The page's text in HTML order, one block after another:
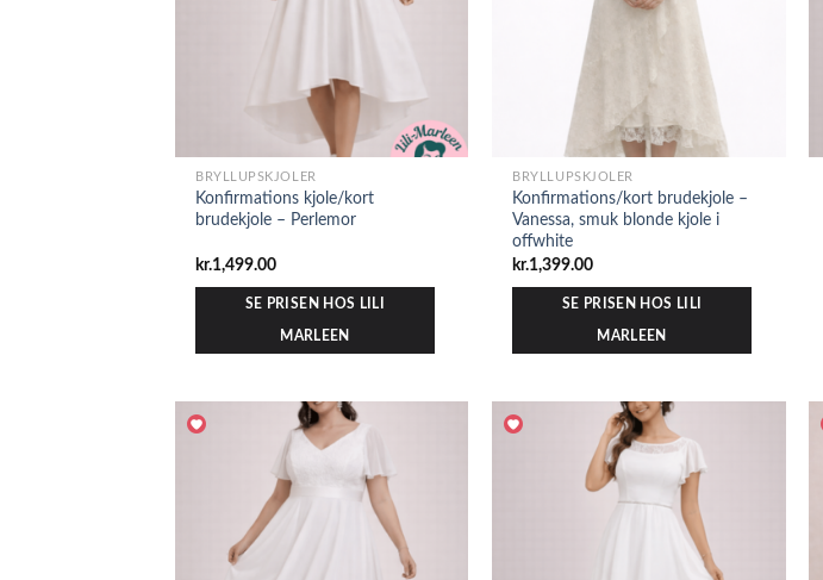
BRYLLUPSKJOLER
Konfirmations kjole/kort
brudekjole – Perlemor
kr.1,499.00
SE PRISEN HOS LILI
MARLEEN
BRYLLUPSKJOLER
Konfirmations/kort brudekjole –
Vanessa, smuk blonde kjole i
offwhite
kr.1,399.00
SE PRISEN HOS LILI
MARLEEN